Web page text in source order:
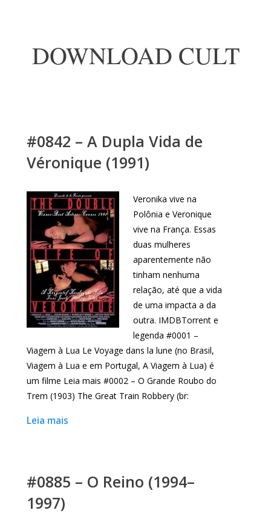
DOWNLOAD CULT
#0842 – A Dupla Vida de
Véronique (1991)
Veronika vive na
Polônia e Veronique
vive na França. Essas
duas mulheres
aparentemente não
tinham nenhuma
relação, até que a vida
de uma impacta a da
outra. IMDBTorrent e
legenda #0001 –
Viagem à Lua Le Voyage dans la lune (no Brasil,
Viagem à Lua e em Portugal, A Viagem à Lua) é
um filme Leia mais #0002 – O Grande Roubo do
Trem (1903) The Great Train Robbery (br:
Leia mais
#0885 – O Reino (1994–
1997)